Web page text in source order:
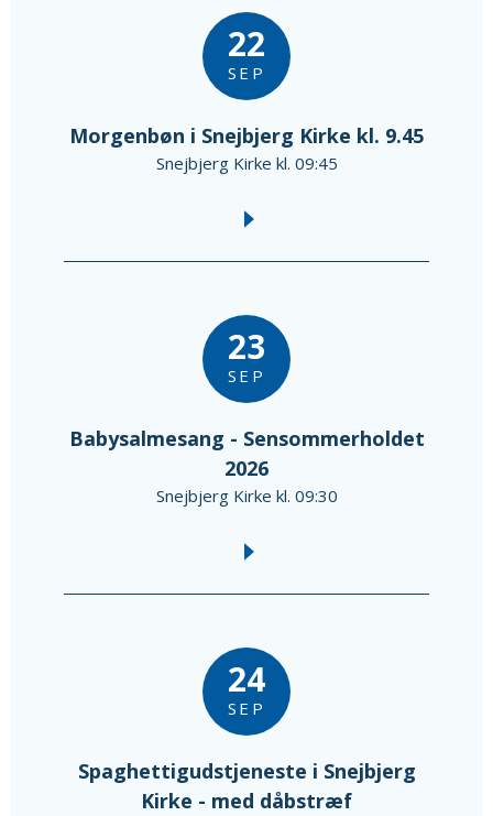
22
SEP
Morgenbøn i Snejbjerg Kirke kl. 9.45
Snejbjerg Kirke kl. 09:45
23
SEP
Babysalmesang - Sensommerholdet
2026
Snejbjerg Kirke kl. 09:30
24
SEP
Spaghettigudstjeneste i Snejbjerg
Kirke - med dåbstræf